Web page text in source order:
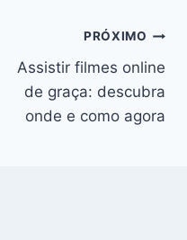
PRÓXIMO
Assistir filmes online
de graça: descubra
onde e como agora